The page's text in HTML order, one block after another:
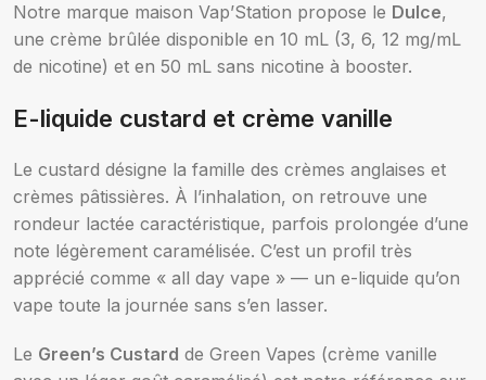
Notre marque maison Vap’Station propose le Dulce,
une crème brûlée disponible en 10 mL (3, 6, 12 mg/mL
de nicotine) et en 50 mL sans nicotine à booster.
E-liquide custard et crème vanille
Le custard désigne la famille des crèmes anglaises et
crèmes pâtissières. À l’inhalation, on retrouve une
rondeur lactée caractéristique, parfois prolongée d’une
note légèrement caramélisée. C’est un profil très
apprécié comme « all day vape » — un e-liquide qu’on
vape toute la journée sans s’en lasser.
Le Green’s Custard de Green Vapes (crème vanille